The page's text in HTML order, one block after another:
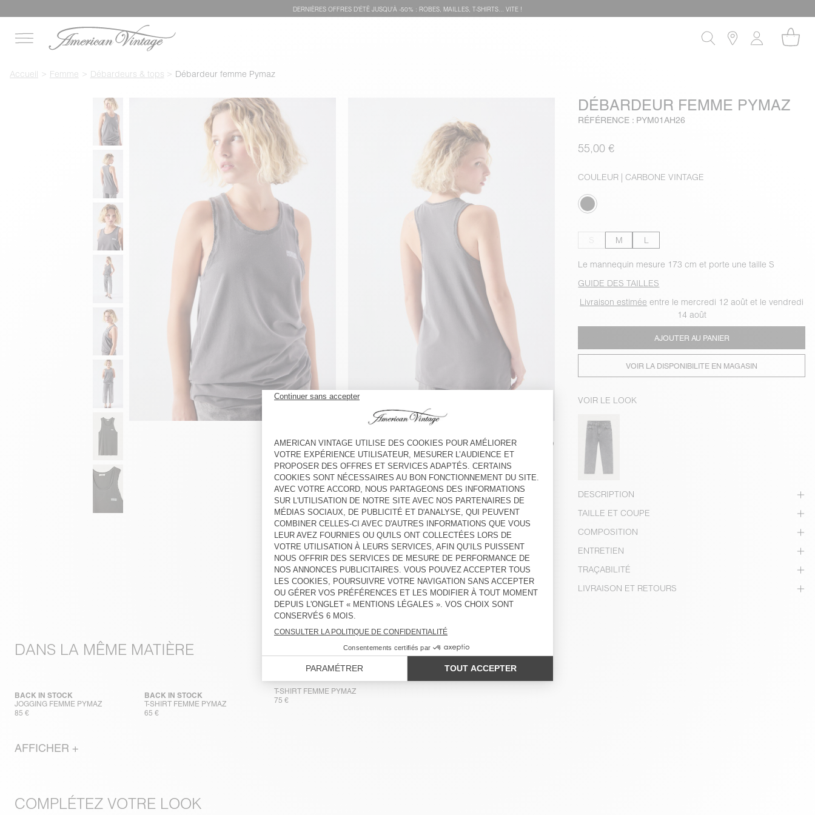
DERNIÈRES OFFRES D'ÉTÊ JUSQU'À -50% : ROBES, MAILLES, T-SHIRTS... VITE !
Accueil Femme Débardeurs & tops Débardeur femme Pymaz
DÉBARDEUR FEMME PYMAZ
RÉFÉRENCE : PYM01AH26
55,00 €
COULEUR | CARBONE VINTAGE
M L
Le mannequin mesure 173 cm et porte une taille S
GUIDE DES TAILLES
Livraison estimée entre le mercredi 12 août et le vendredi
14 août
AJOUTER AU PANIER
VOIR LA DISPONIBILITE EN MAGASIN
VOIR LE LOOK
DESCRIPTION
TAILLE ET COUPE
COMPOSITION
ENTRETIEN
TRAÇABILITÉ
LIVRAISON ET RETOURS
DANS LA MÊME MATIÈRE
JOGGING FEMME PYMAZ
BACK IN STOCK
85 €
T-SHIRT FEMME PYMAZ
BACK IN STOCK
65 €
T-SHIRT FEMME PYMAZ
75 €
AFFICHER +
COMPLÉTEZ VOTRE LOOK